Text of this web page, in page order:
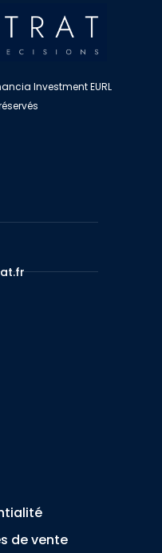
Investment EURL
de vente